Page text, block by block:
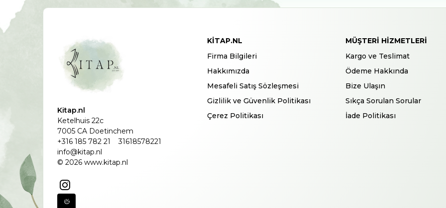
Kitap.nl
Ketelhuis 22c
7005 CA Doetinchem
+316 185 782 21
31618578221
info@kitap.nl
© 2026 www.kitap.nl
KITAP.NL
Firma Bilgileri
Hakkımızda
Mesafeli Satış Sözleşmesi
Gizlilik ve Güvenlik Politikası
Çerez Politikası
MÜŞTERI HIZMETLERI
Kargo ve Teslimat
Ödeme Hakkında
Bize Ulaşın
Sıkça Sorulan Sorular
İade Politikası